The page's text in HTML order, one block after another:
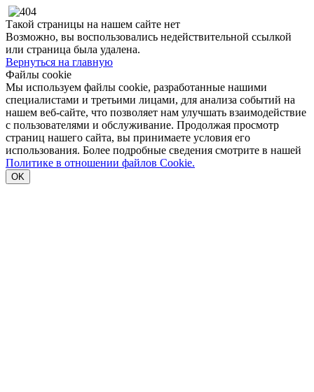
Такой страницы на нашем сайте нет
Возможно, вы воспользовались недействительной ссылкой
или страница была удалена.
Вернуться на главную
Файлы cookie
Мы используем файлы cookie, разработанные нашими
специалистами и третьими лицами, для анализа событий на
нашем веб-сайте, что позволяет нам улучшать взаимодействие
с пользователями и обслуживание. Продолжая просмотр
страниц нашего сайта, вы принимаете условия его
использования. Более подробные сведения смотрите в нашей
Политике в отношении файлов Cookie.
OK